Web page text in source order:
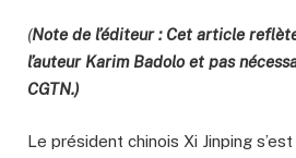
(Note de l’éditeur : Cet article
l’auteur Karim Badolo et pas
CGTN.)
Le président chinois Xi Jinping